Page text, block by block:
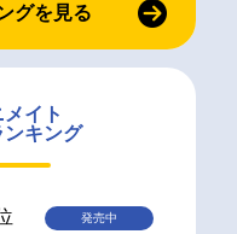
グを見る
メイト
ンキング
発売中